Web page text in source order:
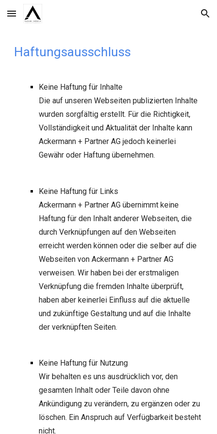
Skip to main content Skip to navigation
Haftungsausschluss
Keine Haftung für Inhalte
Die auf unseren Webseiten publizierten Inhalte
wurden sorgfältig erstellt. Für die Richtigkeit,
Vollständigkeit und Aktualität der Inhalte kann
Ackermann + Partner AG jedoch keinerlei
Gewähr oder Haftung übernehmen.
Keine Haftung für Links
Ackermann + Partner AG übernimmt keine
Haftung für den Inhalt anderer Webseiten, die
durch Verknüpfungen auf den Webseiten
erreicht werden können oder die selber auf die
Webseiten vonAckermann + Partner AG
verweisen. Wir haben bei der erstmaligen
Verknüpfung die fremden Inhalte überprüft,
haben aber keinerlei Einfluss auf die aktuelle
und zukünftige Gestaltung und auf die Inhalte
der verknüpften Seiten.
Keine Haftung für Nutzung
Wir behalten es uns ausdrücklich vor, den
gesamten Inhalt oder Teile davon ohne
Ankündigung zu verändern, zu ergänzen oder zu
löschen. Ein Anspruch auf Verfügbarkeit besteht
nicht.